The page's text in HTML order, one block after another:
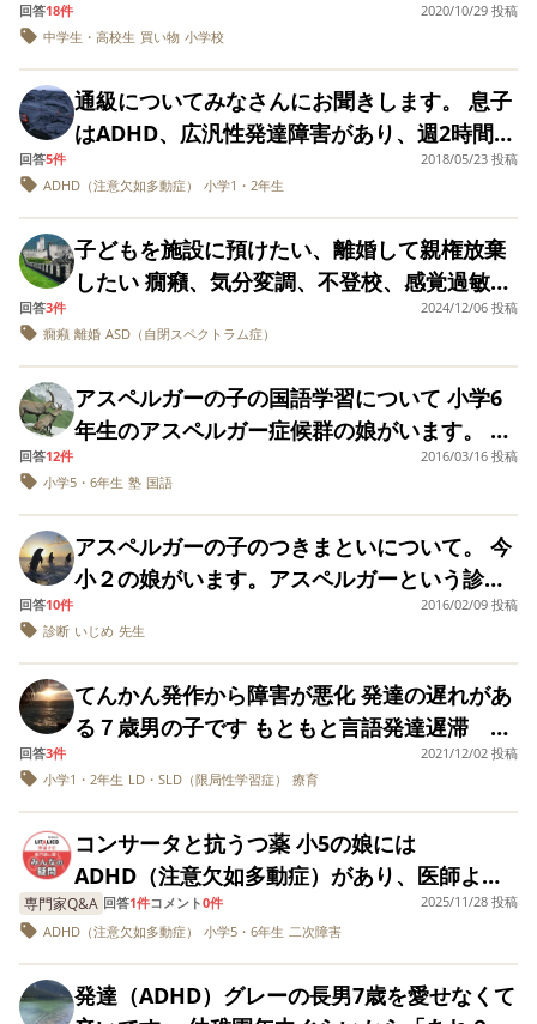
悲しくなります。1歳
のころから長男の発
検査や学校と折衝は
ほぼ私がしてきて
（質問歴にもあるよ
うに）、いま長男の
大切な時期なのです
が、何を相談しても
るしかないだろう」
という返答がほとん
ど、学校との話し合
いに一緒に行っても
何を質問するわけで
いつのためには、も
っといろいろ親から
うるさいほど働きか
けないと学校は動か
ないよ」というかと
思えば、別の時には
ら学校側だってうる
さい親だと思ってク
レーマーになるよ」
等、なんだか自分の
子供なのにまるで他
人事なんです。いっ
ぽうで、次男は今の
ところ勉強も問題な
く過ごしているので
すが、アイツは早い
ところ塾に入れて有
名中学を受けさせ
る、等 なんかさみ
しいなあと思いま
す。私としてはつ
い、手のかかる長男
に右往左往するし、
次男は構ってほしく
て騒ぐし、夫は帰っ
てきてもすぐ自室に
引っ込んで（食べた
ら土に戻るカブトム
シみた
われたよ。と息子か
ました。担任や、進
路担当の先生には、
本人が自分の特性の
事は知らされてませ
と言うことは本人は
ぜ、顧問の先生がそ
んな事を本人に話し
たのか？アスペルガ
く、校長先生にだっ
た発言なんだと思い
たいですが…軽率な
発言だと感じてしま
い様子で話してまし
たが…離れた学校
で、寮生活の息子。
生方の対応にも不安
が消えません…どう
したらいいのか…
きなんですが。 ●●君はすぐに物事を忘れるた
め、先生が何度注意してもやめないようで
す。 ●●君が怒られて「きいぃー」と騒ぐこと
も嫌で、息子も家で「きいぃー」と叫び声を
出すので困っています。 息子から先生に逐一
言っていますが、あまりにも何度も言うた
るな」みたいな対応らしく、最近は言いづら
い。。。と言っています。 息子はHSCの特性
もあるようで、大人から見ると「いちいちそ
んなことで」という事にも反応し、「嫌だ嫌
だ」を連呼します。 こんなに繊細であれば、
おそらく将来は鬱病になり、引きこもる未来
しか見えなく（親の私はネガティヴ）。 不登
校になっても引きこもっても仕方がない、と
思うしかない、という感情が出てきて、私も
かく否定せずに息子が言うことをそうだね
ー、嫌だったねーとひたすら聞いてあげて下
さい」 と言われ、毎日毎日カーリング女子な
みに「そだねー」と言っています。 解決策は
やはり聞き続けるしかないのでしょうか？
４・５月は家族が体調が悪かったりして忙し
かったので、これから、スクールカウンセラ
ー、心理士、精神科、色々と相談していこう
かと思います。
てたりしてます(だいぶ安心)今問題なのは下
の子…小学4年になります。やはりASD正当性
のこだわりが強く友達を正論パンチで論破し
てしまう為、暴力を振るわれたり 女子からは
仲間はずれにされてしまってます。自分も通
って来た道だったのである程度で付き合うの
を諦めるという それらしいアドバイスは出来
るのですが、娘は考え方が違うらしく コミユ
ニケーションを頑張って 拒絶されの悪循環を
繰り返しでボロボロです。担任の先生や市の
で何が合って何が間違いなのか、もうよく分
からなくなってしまいました。 娘の為に色々
頑張っていたら、自分のケアがオナザリだっ
たらしく 人と会うだけでメージュ症候群の再
発や突発性難聴だったりストレスで身体まで
異常をきたす状態です。セミナーやら病院に
行き話をするエネルギーさえ無い状態です。
こういった、親子で発達障害の方は エネルギ
ー切れの時どうされてるのでしょうか？ 一般
ほぼ絶縁状態です。 本当にできるなら 誰も知
らない所で、1ヶ月くらい 静かに誰にも干渉
されないところで静養したいです。 (家族が
いる以上それが出来ない事も解ってます) な
ので、ここの場所をお借りして アドバイスを
頂けたら嬉しいです。 子供が発達障害だけで
なくその親も発達障害。カサンドラどころの
話では無いので 毎日鬱や身体の不調との戦い
です。 ウチもそうだよ！等 共有も有難いで
す！ 様々な意見 アドバイス宜しくお願いしま
ンツンするようになりました。 「ママ、嫌な
んだけど。話したくない。一緒に出かけたく
な。という感じではありますが、自分の気分
次第でコロコロと変わる態度にイラッとしま
す。 「話しかけるな！」と怒鳴ったと思った
ら、歌を歌い機嫌が良くなると自分から話し
かけてきたり、「買い物に行きたい」という
ので連れて行ったその日に「ママとは一緒に
出かけたくない！恥ずかしいんだよ！」と。
わたしからしたら、「連れて行ったのになん
なんだよ？！」と言いたくなります。 長女は
学校では、周りに合わせ同じように行動して
〝みんなと同じ〟にこだわり、生活していま
す。 クラスメイトから理不尽なことを言われ
苦手な集団生活で頑張っているのは小学校か
ら重々承知なのですが、そのストレスや鬱憤
はわたしに向かいます。 思春期もあり、なお
強くなってるのだと思いますが、今のところ
言い返す事なく「あ、そう」と受け流してい
ますが、わたしも人間ですので傷つきいたり
ムカついたりもしますが我慢しています。 で
すが、この対応でいいものかと悩むところで
す。 娘の言い放つ言葉で、傷つく！と言っ
このままにして自分の態度が当たり前だと思
い、外で同じような態度をとってしまうのも
怖いな…と思ったりもします。 思春期で発達
いいのでしょうか？
回答18件
2020/10/29 投稿
中学生・高校生 買い物 小学校
通級についてみなさんにお聞きします。 息子
はADHD、広汎性発達障害があり、週2時間の
校内にある通級に通っています。 息子は授業
が落ち着いて受けられず、通級を心の支えに
ます。理由は分かりますが、４月の最後の週
から始まってまだ3時間しか受けておらず、今
週と来週はありません。 学校によって事情は
あると思うのですが、通級ってこんなに簡単
に潰されてしまうものなんですか？振替は満
員のためありません。この状況というのは普
回答5件
2018/05/23 投稿
ADHD（注意欠如多動症）
小学1・2年生
子どもを施設に預けたい、離婚して親権放棄
したい 癇癪、気分変調、不登校、感覚過敏、
こだわり、偏食、虚弱体質のASDの小学生を
育てています 些細なことで癇癪を起こすた
最近では子どもが癇癪を起こすと私の心臓が
不整脈のような不規則な動きをするようにな
り、このままでは自分がまた壊れてしまうん
じゃないかと感じています（過去に入院もし
ました） 子どもに殺されるか それとも自分で
自分の人生を終わらせるか 夫も、遠方に住む
両親も 他人事のような言葉ばかりで誰も子育
てを手伝ってはくれません もう施設に預けた
いです 養育費は支払いますので離婚して親権
を夫に預けたいです
回答3件
2024/12/06 投稿
癇癪 離婚 ASD（自閉スペクトラム症）
アスペルガーの子の国語学習について 小学6
年生のアスペルガー症候群の娘がいます。 ア
スペルガーという特性（？）なのか理科、社
会などの暗記ものは得意なのですが、 国語が
問題が難しいようなのですが、アスペルガー
の子でも国語の問題を克服させることってで
きますか？ 国語だけ塾へ行かせるのは大丈夫
でしょうか？
回答12件
2016/03/16 投稿
小学5・6年生 塾 国語
アスペルガーの子のつきまといについて。 今
小２の娘がいます。アスペルガーという診断
を受けています。 先日担任の先生から、娘が
同級生の女の子にずっとつきまとっていて、
た。 今までそのようなことがなかったので、
どうしたらいいのかわかりません。 その場を
見ているわけでもないので注意するにでき
ず… 「また〇〇がきたぞ、逃げろー！」みた
いな感じになってしまうといじめられてしま
うのではないかと思ったり… 同じようなご経
験ある方いらっしゃいますか？どのように対
応したらよいでしょうか？
回答10件
2016/02/09 投稿
診断 いじめ 先生
てんかん発作から障害が悪化 発達の遅れがあ
る７歳男の子です もともと言語発達遅滞 協
調性運動障害 知的ボーダーラインで ５歳
のときの検査で1年くらいの遅れがあると診断
確実に成長し 言葉もゆっくりですが普通に意
思の疎通もでき 学校生活も普通級で楽しめ
てました 一年程まえにローランドてんかんを
作もなく順調に生活していました しかし 二
か月前から発作がまた続くようになり 薬を
回答3件
2021/12/02 投稿
小学1・2年生 LD・SLD（限局性学習症） 療育
コンサータと抗うつ薬 小5の娘には
ADHD（注意欠如多動症）があり、医師より
コンサータを処方されています。最近不登校
などもあり、二次障害として抑うつ・不安感
などがあり心配です。調べたところ抗うつ薬
とコンサータの併用は注意が必要とのことで
専門家Q&A 回答1件コメント0件
2025/11/28 投稿
ADHD（注意欠如多動症）
小学5・6年生 二次障害
発達（ADHD）グレーの長男7歳を愛せなくて